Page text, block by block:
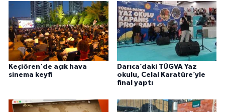
Keçiören'de açık hava
sinema keyfi
Darıca’daki TÜGVA Yaz
okulu, Celal Karatüre’yle
final yaptı